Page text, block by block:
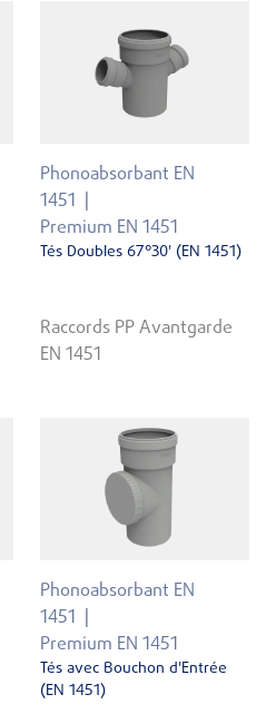
Phonoabsorbant EN
1451
Premium EN 1451
Tés Doubles 67°30' (EN 1451)
Raccords PP Avantgarde
EN 1451
Phonoabsorbant EN
1451
Premium EN 1451
Tés avec Bouchon d'Entrée
(EN 1451)